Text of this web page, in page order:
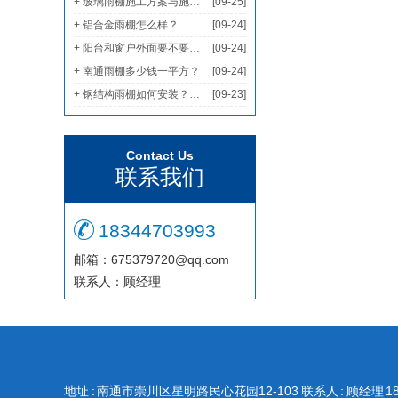
+ 铝合金雨棚怎么样？
[09-24]
+ 阳台和窗户外面要不要装遮雨棚?
[09-24]
+ 南通雨棚多少钱一平方？
[09-24]
+ 钢结构雨棚如何安装？钢结构雨棚简单安装教程
[09-23]
Contact Us
联系我们
18344703993
邮箱：675379720@qq.com
联系人：顾经理
地址 : 南通市崇川区星明路民心花园12-103 联系人 : 顾经理